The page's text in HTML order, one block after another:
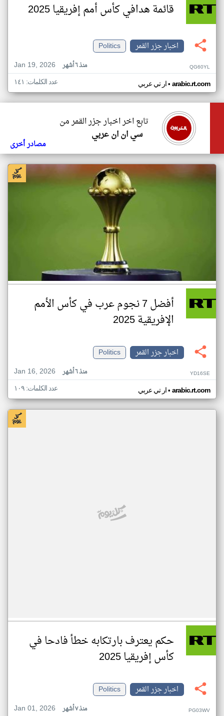
قائمة هدافي كأس أمم إفريقيا 2025
اخبار جزر القمر
Politics
Jan 19, 2026
منذ ٦ أشهر QG60YL
ار تي عربي• arabic.rt.com عدد الكلمات: ١٤١
تابع اخر اخبار جزر القمر من
سي ان ان عربي
مصادر أخرى
أفضل 7 نجوم عرب في كأس الأمم
الإفريقية 2025
اخبار جزر القمر
Politics
Jan 16, 2026
منذ ٦ أشهر YD16SE
ار تي عربي• arabic.rt.com عدد الكلمات: ١٠٩
حكم يعترف بارتكابه خطأ فادحا في
كأس إفريقيا 2025
اخبار جزر القمر
Politics
Jan 01, 2026
منذ ٧ أشهر PG03WV